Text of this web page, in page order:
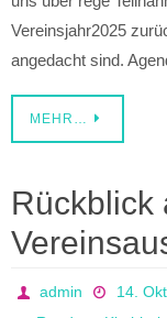
Vereinsjahr2025
angedacht sind.
MEHR…
Rückblick
admin
14.